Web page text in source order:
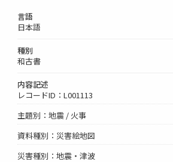
言語
日本語
種別
和古書
内容記述
レコードID：L001113
主題別：地震 / 火事
資料種別：災害絵地図
災害種別：地震・津波